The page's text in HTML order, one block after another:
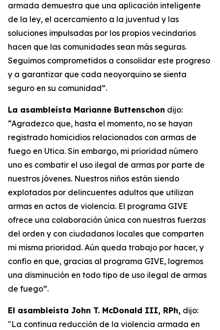
armada demuestra que una aplicación inteligente
de la ley, el acercamiento a la juventud y las
soluciones impulsadas por los propios vecindarios
hacen que las comunidades sean más seguras.
Seguimos comprometidos a consolidar este progreso
y a garantizar que cada neoyorquino se sienta
seguro en su comunidad”.
La asambleísta Marianne Buttenschon dijo:
“Agradezco que, hasta el momento, no se hayan
registrado homicidios relacionados con armas de
fuego en Utica. Sin embargo, mi prioridad número
uno es combatir el uso ilegal de armas por parte de
nuestros jóvenes. Nuestros niños están siendo
explotados por delincuentes adultos que utilizan
armas en actos de violencia. El programa GIVE
ofrece una colaboración única con nuestras fuerzas
del orden y con ciudadanos locales que comparten
mi misma prioridad. Aún queda trabajo por hacer, y
confío en que, gracias al programa GIVE, logremos
una disminución en todo tipo de uso ilegal de armas
de fuego”.
El asambleísta John T. McDonald III, RPh, dijo:
"La continua reducción de la violencia armada en